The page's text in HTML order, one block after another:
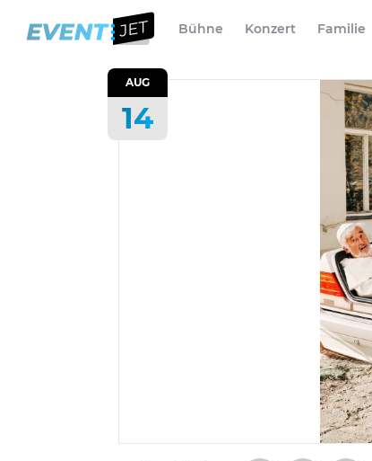
Bühne Konzert Familie
AUG
14